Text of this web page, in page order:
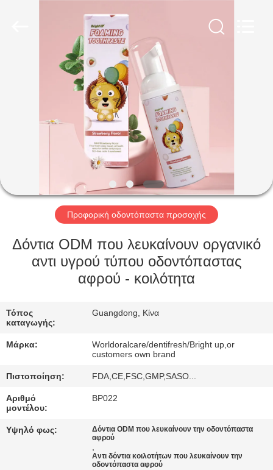
ΠΡΟΪΌΝΤΑ
ΠΕΡΊΠΟΥ
ΕΜΕΊΣ
ΓΎΡΟΣ
ΕΡΓΟΣΤΑΣΊΩΝ
ΈΛΕΓΧΟΣ
ΜΑΣ
ΕΛΆΤΕ
ΣΕ
ΕΠΑΦΉ
ΜΕ
Προφορική οδοντόπαστα προσοχής
Δόντια ODM που λευκαίνουν οργανικό
αντι υγρού τύπου οδοντόπαστας
αφρού - κοιλότητα
Τόπος
καταγωγής:
Guangdong, Κίνα
Μάρκα:
Worldoralcare/dentifresh/Bright up,or
customers own brand
Πιστοποίηση: FDA,CE,FSC,GMP,SASO...
Αριθμό
μοντέλου:
BP022
Υψηλό φως:
Δόντια ODM που λευκαίνουν την οδοντόπαστα
αφρού
,
Αντι δόντια κοιλοτήτων που λευκαίνουν την
οδοντόπαστα αφρού